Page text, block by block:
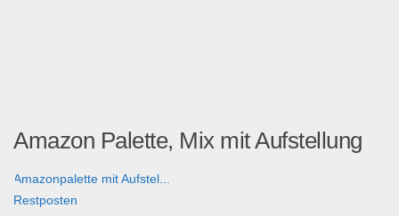
Amazon Palette, Mix mit Aufstellung
Amazonpalette mit Aufstel...
Restposten